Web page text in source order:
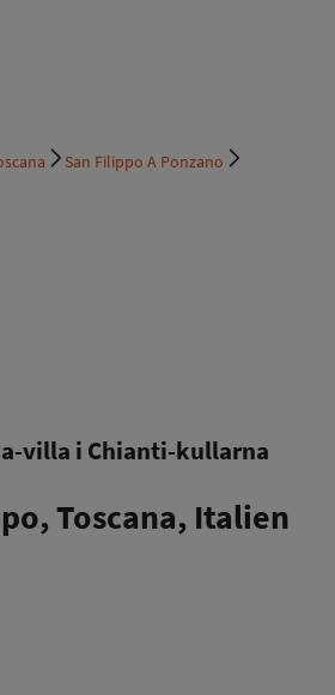
San Filippo A Ponzano
villa i Chianti-kullarna
Toscana, Italien